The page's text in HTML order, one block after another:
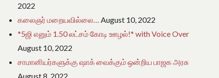
2022
கலைஞர் மறையவில்லை… August 10, 2022
*5ஜி எனும் 1.50 லட்சம் கோடி ஊழல்!* with Voice Over
August 10, 2022
சாமானியர்களுக்கு ஷாக் வைக்கும் ஒன்றிய பாஜக அரசு
August 8, 2022